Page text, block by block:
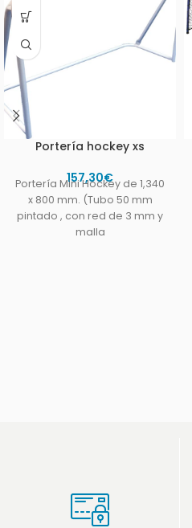
Portería hockey xs
157,30€
Portería Mini Hockey de 1,340
x 800 mm. (Tubo 50 mm
pintado , con red de 3 mm y
malla